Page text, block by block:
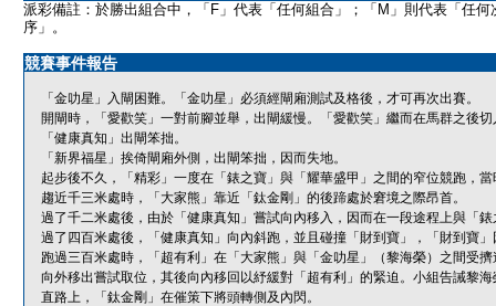
派彩備註：於勝出組合中，「F」代表「任何組合」；「M」則代表「任何
序」。
競賽事件報告
「金叻星」入閘困難。「金叻星」必須經閘廂測試及格後，才可再次出賽。
開閘時，「愛歡笑」一對前腳並舉，出閘緩慢。「愛歡笑」繼而在馬群之後切
「健康真知」出閘笨拙。
「新界福星」挨倚閘廂外側，出閘笨拙，因而失地。
起步後不久，「精彩」一度在「錶之寶」與「耀華盛甲」之間的窄位競跑，
趨近千三米處時，「大家熊」靠近「鈦金剛」的後蹄處於窘境之際昂首。
過了千二米處後，由於「健康真知」嘗試向內移入，因而在一段途程上與「
過了四百米處後，「健康真知」向內斜跑，並且碰撞「財到寶」，「財到寶
跑過三百米處時，「超有利」在「大家熊」與「金叻星」（黎海榮）之間受
向外移出嘗試取位，其後向內移回以紓緩對「超有利」的緊迫。小組告誡黎
直路上，「鈦金剛」在催策下將頭轉側及內閃。